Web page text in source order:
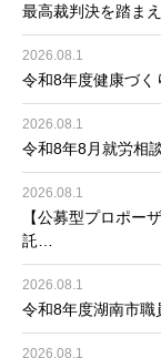
最高裁判決を踏ま
2026.08.1
令和8年度健康づ
2026.08.1
令和8年8月就労相
2026.08.1
【公募型プロポー
託…
2026.08.1
令和8年度湖南市職
2026.08.1